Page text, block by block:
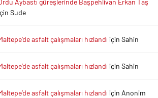
Sude
asfalt çalışmaları hızlandı içinSahin
asfalt çalışmaları hızlandı içinSahin
asfalt çalışmaları hızlandı için Anonim